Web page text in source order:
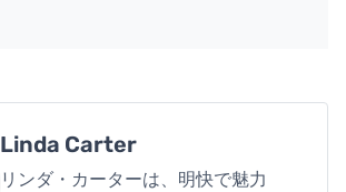
Linda Carter
リンダ・カーターは、明快で魅力